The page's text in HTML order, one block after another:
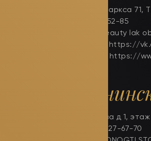
проспект Маркса 71,
+7(902)985-52-85
магазин «Beauty lak
Вконтакте: https://
Инстаграм: https://
г.
ул. Комарова д 1,
тел 8-910-527-67-70